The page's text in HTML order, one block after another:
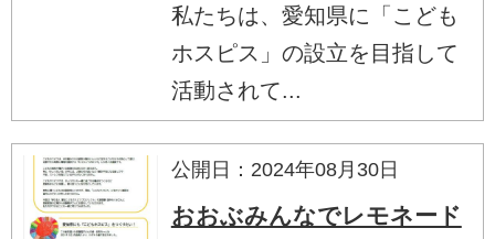
私たちは、愛知県に「こども
ホスピス」の設立を目指して
活動されて...
公開日：2024年08月30日
おおぶみんなでレモネード